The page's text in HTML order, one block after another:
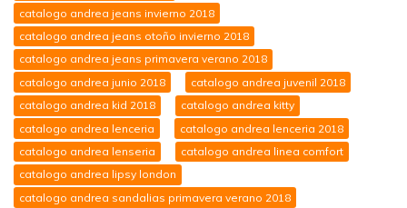
catalogo andrea jeans invierno 2018
catalogo andrea jeans otoño invierno 2018
catalogo andrea jeans primavera verano 2018
catalogo andrea junio 2018
catalogo andrea juvenil 2018
catalogo andrea kid 2018
catalogo andrea kitty
catalogo andrea lenceria
catalogo andrea lenceria 2018
catalogo andrea lenseria
catalogo andrea linea comfort
catalogo andrea lipsy london
catalogo andrea sandalias primavera verano 2018